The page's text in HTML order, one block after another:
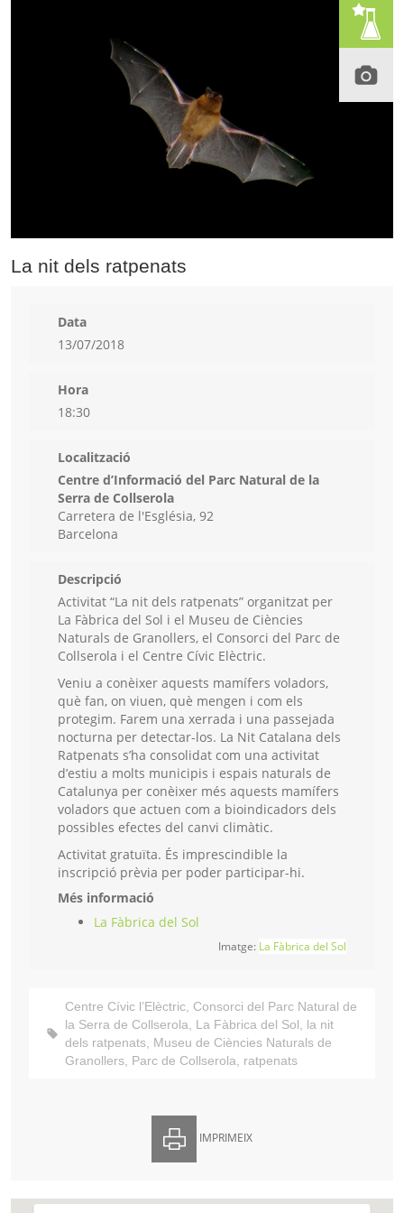
La nit dels ratpenats
Data
13/07/2018
Hora
18:30
Localització
Centre d’Informació del Parc Natural de la
Serra de Collserola
Carretera de l'Església, 92
Barcelona
Descripció
Activitat “La nit dels ratpenats” organitzat per
La Fàbrica del Sol i el Museu de Ciències
Naturals de Granollers, el Consorci del Parc de
Collserola i el Centre Cívic Elèctric.
Veniu a conèixer aquests mamífers voladors,
què fan, on viuen, què mengen i com els
protegim. Farem una xerrada i una passejada
nocturna per detectar-los. La Nit Catalana dels
Ratpenats s’ha consolidat com una activitat
d’estiu a molts municipis i espais naturals de
Catalunya per conèixer més aquests mamífers
voladors que actuen com a bioindicadors dels
possibles efectes del canvi climàtic.
Activitat gratuïta. És imprescindible la
inscripció prèvia per poder participar-hi.
Més informació
La Fàbrica del Sol
Imatge: La Fàbrica del Sol
Centre Cívic l’Elèctric, Consorci del Parc Natural de
la Serra de Collserola, La Fàbrica del Sol, la nit
dels ratpenats, Museu de Ciències Naturals de
Granollers, Parc de Collserola, ratpenats
IMPRIMEIX